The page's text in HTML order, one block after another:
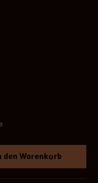
den Warenkorb